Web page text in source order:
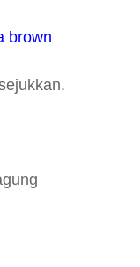
brown